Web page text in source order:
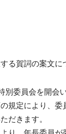
る賀詞の案文に
委員会を開会い
規定により、委
だきます。